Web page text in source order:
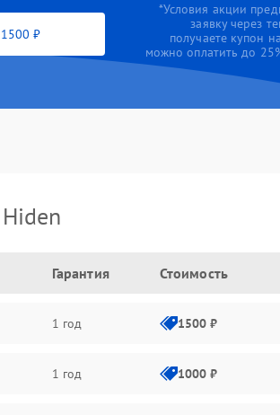
1500 ₽
*Условия акции
заявку через
получаете купон
можно оплатить до
Гарантия Стоимость
1 год 1500 ₽
1 год 1000 ₽